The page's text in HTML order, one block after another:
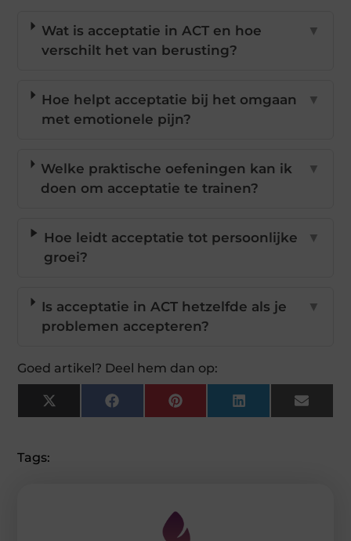
Wat is acceptatie in ACT en hoe
verschilt het van berusting?
▼
Hoe helpt acceptatie bij het omgaan
met emotionele pijn?
▼
Welke praktische oefeningen kan ik
doen om acceptatie te trainen?
▼
Hoe leidt acceptatie tot persoonlijke
groei?
▼
Is acceptatie in ACT hetzelfde als je
problemen accepteren?
▼
Goed artikel? Deel hem dan op:
X
(Twitter)
FacebookPinterestLinkedInEmail
Tags: